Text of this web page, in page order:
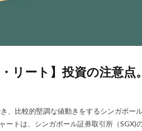
リート】投資の注意
、比較的堅調な値動きをするシンガポー
ートは、シンガポール証券取引所（SGX)